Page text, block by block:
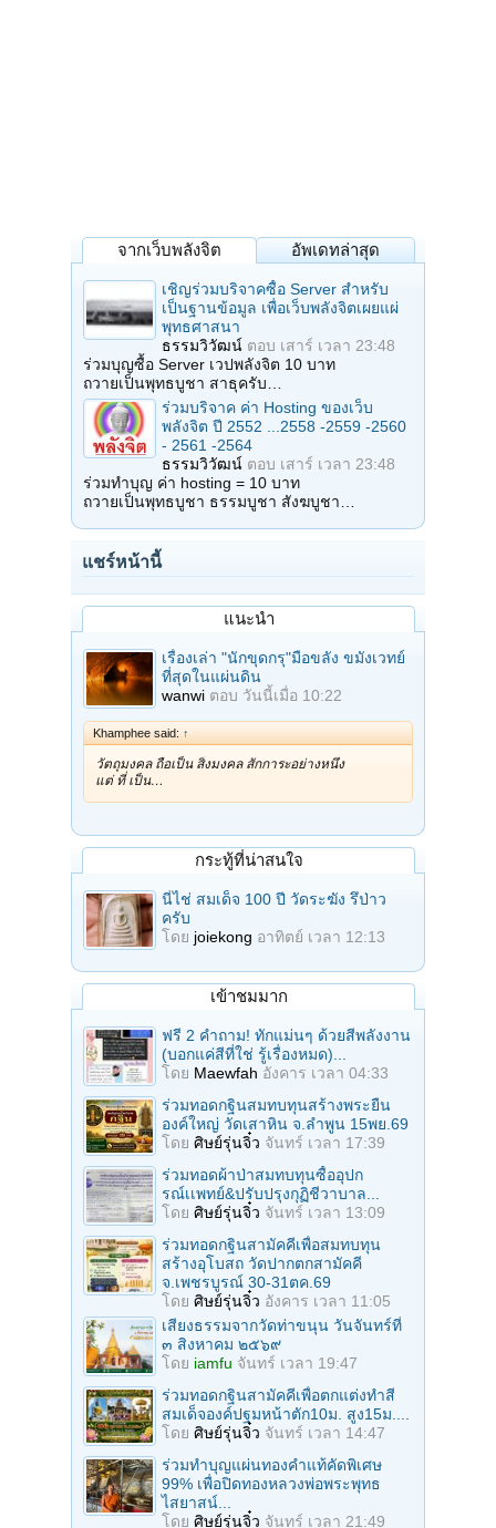
จากเว็บพลังจิต อัพเดทล่าสุด
เชิญร่วมบริจาคซื้อ Server สำหรับ
เป็นฐานข้อมูล เพื่อเว็บพลังจิตเผยแผ่
พุทธศาสนา
ธรรมวิวัฒน์ ตอบ เสาร์ เวลา 23:48
ร่วมบุญซื้อ Server เวปพลังจิต 10 บาท
ถวายเป็นพุทธบูชา สาธุครับ…
ร่วมบริจาค ค่า Hosting ของเว็บ
พลังจิต ปี 2552 ...2558 -2559 -2560
- 2561 -2564
ธรรมวิวัฒน์ ตอบ เสาร์ เวลา 23:48
ร่วมทำบุญ ค่า hosting = 10 บาท
ถวายเป็นพุทธบูชา ธรรมบูชา สังฆบูชา…
แชร์หน้านี้
แนะนำ
เรื่องเล่า "นักขุดกรุ"มือขลัง ขมังเวทย์
ที่สุดในแผ่นดิน
wanwi ตอบ วันนี้เมื่อ 10:22
Khamphee said: ↑
วัตถุมงคล ถือเป็น สิ่งมงคล สักการะอย่างหนึ่ง
แต่ ที่ เป็น…
กระทู้ที่น่าสนใจ
นี่ไช่ สมเด็จ 100 ปี วัดระฆัง รึป่าว
ครับ
โดย joiekong อาทิตย์ เวลา 12:13
เข้าชมมาก
ฟรี 2 คำถาม! ทักแม่นๆ ด้วยสีพลังงาน
(บอกแค่สีที่ใช่ รู้เรื่องหมด)...
โดย Maewfah อังคาร เวลา 04:33
ร่วมทอดกฐินสมทบทุนสร้างพระยืน
องค์ใหญ่ วัดเสาหิน จ.ลําพูน 15พย.69
โดย ศิษย์รุ่นจิ๋ว จันทร์ เวลา 17:39
ร่วมทอดผ้าป่าสมทบทุนซื้ออุปก
รณ์เเพทย์&ปรับปรุงกุฏิชีวาบาล...
โดย ศิษย์รุ่นจิ๋ว จันทร์ เวลา 13:09
ร่วมทอดกฐินสามัคคีเพื่อสมทบทุน
สร้างอุโบสถ วัดปากตกสามัคคี
จ.เพชรบูรณ์ 30-31ตค.69
โดย ศิษย์รุ่นจิ๋ว อังคาร เวลา 11:05
เสียงธรรมจากวัดท่าขนุน วันจันทร์ที่
๓ สิงหาคม ๒๕๖๙
โดย iamfu จันทร์ เวลา 19:47
ร่วมทอดกฐินสามัคคีเพื่อตกแต่งทำสี
สมเด็จองค์ปฐมหน้าตัก10ม. สูง15ม....
โดย ศิษย์รุ่นจิ๋ว จันทร์ เวลา 14:47
ร่วมทําบุญแผ่นทองคำแท้คัดพิเศษ
99% เพื่อปิดทองหลวงพ่อพระพุทธ
ไสยาสน์...
โดย ศิษย์รุ่นจิ๋ว จันทร์ เวลา 21:49